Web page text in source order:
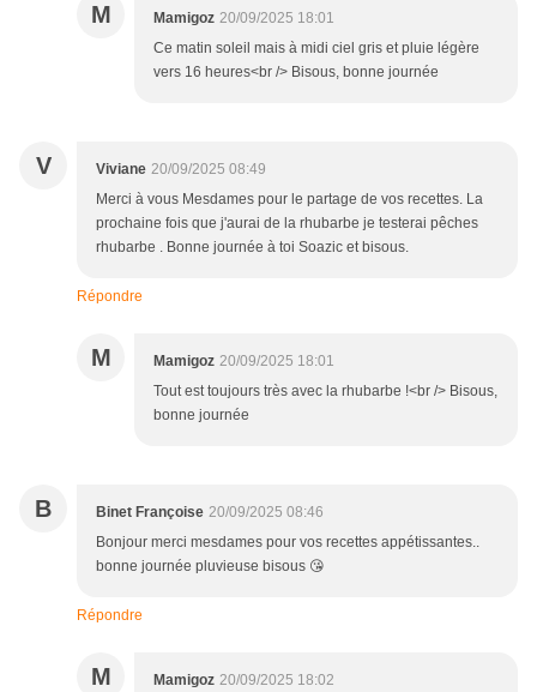
M Mamigoz 20/09/2025 18:01
Ce matin soleil mais à midi ciel gris et pluie légère
vers 16 heures<br /> Bisous, bonne journée
V Viviane 20/09/2025 08:49
Merci à vous Mesdames pour le partage de vos recettes. La
prochaine fois que j'aurai de la rhubarbe je testerai pêches
rhubarbe . Bonne journée à toi Soazic et bisous.
Répondre
M Mamigoz 20/09/2025 18:01
Tout est toujours très avec la rhubarbe !<br /> Bisous,
bonne journée
B Binet Françoise 20/09/2025 08:46
Bonjour merci mesdames pour vos recettes appétissantes..
bonne journée pluvieuse bisous 😘
Répondre
M Mamigoz 20/09/2025 18:02